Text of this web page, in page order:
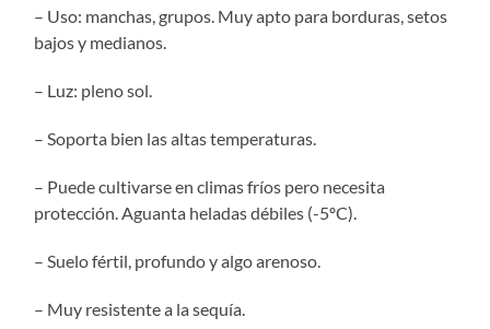
– Uso: manchas, grupos. Muy apto para borduras, setos
bajos y medianos.
– Luz: pleno sol.
– Soporta bien las altas temperaturas.
– Puede cultivarse en climas fríos pero necesita
protección. Aguanta heladas débiles (-5ºC).
– Suelo fértil, profundo y algo arenoso.
– Muy resistente a la sequía.